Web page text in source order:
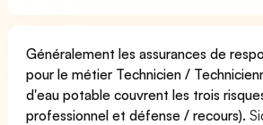
Généralement les assurances de
pour le métier Technicien /
d'eau potable couvrent les trois
professionnel et défense / recours).